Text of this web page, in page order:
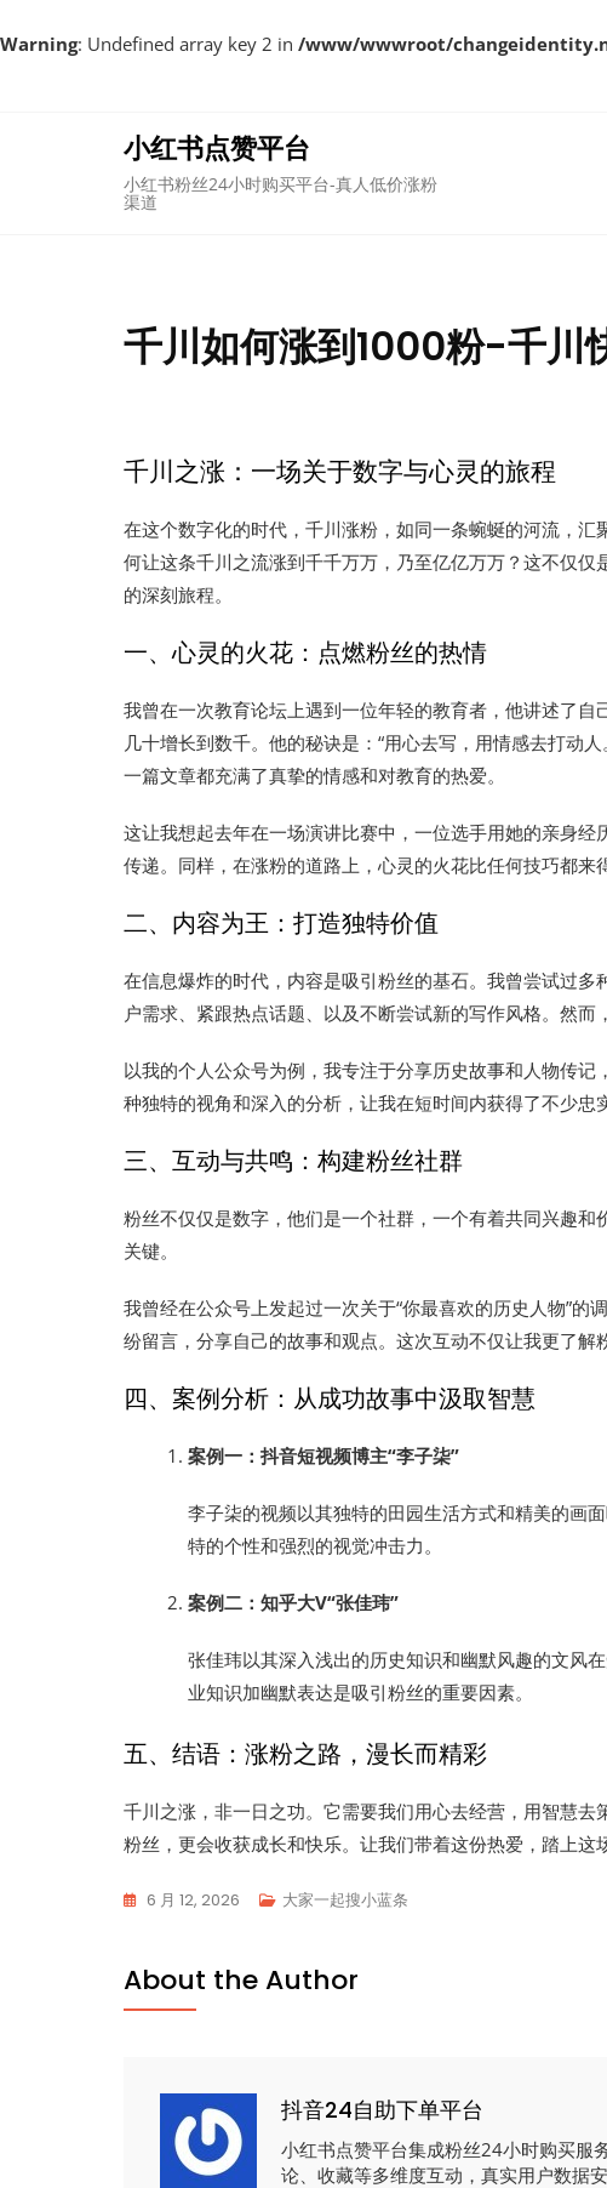
Warning: Undefined array key 2 in /www/wwwroot/
小红书点赞平台
小红书粉丝24小时购买平台-真人低价涨粉
渠道
千川如何涨到1000粉-千川
千川之涨：一场关于数字与心灵的旅程
在这个数字化的时代，千川涨粉，如同一条蜿蜒的河流，
何让这条千川之流涨到千千万万，乃至亿亿万万？这不仅
的深刻旅程。
一、心灵的火花：点燃粉丝的热情
我曾在一次教育论坛上遇到一位年轻的教育者，他讲述了
几十增长到数千。他的秘诀是：“用心去写，用情感去打动
一篇文章都充满了真挚的情感和对教育的热爱。
这让我想起去年在一场演讲比赛中，一位选手用她的亲身
传递。同样，在涨粉的道路上，心灵的火花比任何技巧都来
二、内容为王：打造独特价值
在信息爆炸的时代，内容是吸引粉丝的基石。我曾尝试过
户需求、紧跟热点话题、以及不断尝试新的写作风格。然而
以我的个人公众号为例，我专注于分享历史故事和人物传
种独特的视角和深入的分析，让我在短时间内获得了不少忠
三、互动与共鸣：构建粉丝社群
粉丝不仅仅是数字，他们是一个社群，一个有着共同兴趣
关键。
我曾经在公众号上发起过一次关于“你最喜欢的历史人物”
纷留言，分享自己的故事和观点。这次互动不仅让我更了解
四、案例分析：从成功故事中汲取智慧
案例一：抖音短视频博主“李子柒”
李子柒的视频以其独特的田园生活方式和精美的画
特的个性和强烈的视觉冲击力。
案例二：知乎大V“张佳玮”
张佳玮以其深入浅出的历史知识和幽默风趣的文风
业知识加幽默表达是吸引粉丝的重要因素。
五、结语：涨粉之路，漫长而精彩
千川之涨，非一日之功。它需要我们用心去经营，用智慧
粉丝，更会收获成长和快乐。让我们带着这份热爱，踏上这
6 月 12, 2026 大家一起搜小蓝条
About the Author
抖音24自助下单平台
小红书点赞平台集成粉丝24小时购买服
论、收藏等多维度互动，真实用户数据